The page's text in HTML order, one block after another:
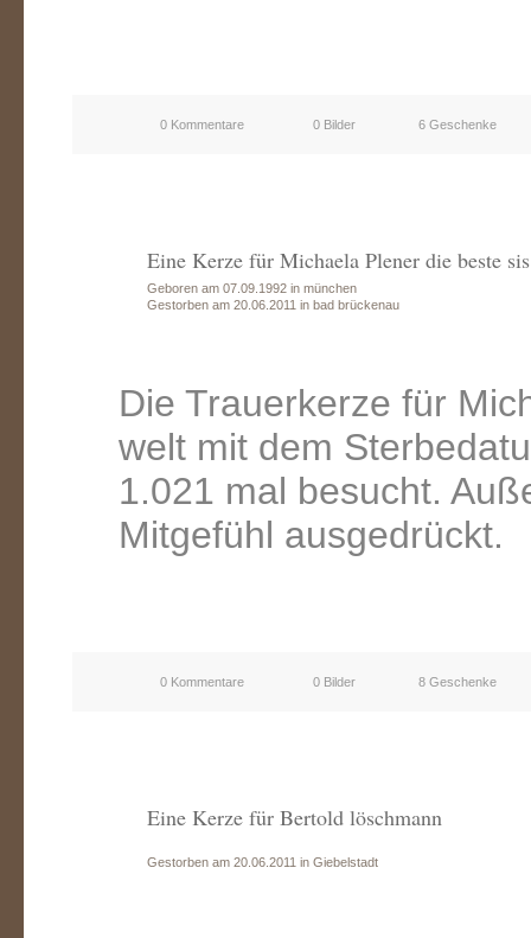
0 Kommentare 0 Bilder 6 Geschenke
Eine Kerze für Michaela Plener die beste
Geboren am 07.09.1992 in münchen
Gestorben am 20.06.2011 in bad brückenau
Die Trauerkerze für
welt mit dem
1.021 mal besucht.
Mitgefühl ausgedrückt.
0 Kommentare 0 Bilder 8 Geschenke
Eine Kerze für Bertold löschmann
Gestorben am 20.06.2011 in Giebelstadt